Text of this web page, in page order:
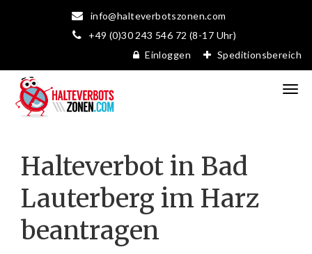
info@halteverbotszonen.com
+49 (0)30 243 546 72 (8-17 Uhr)
Einloggen
Speditionsbereich
Halteverbot in Bad
Lauterberg im Harz
beantragen